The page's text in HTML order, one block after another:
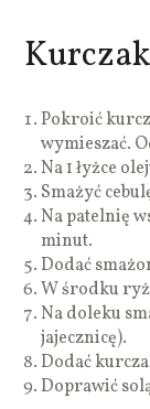
Pokroić
wymieszać.
Na 1 łyżce
Smażyć
Na patelnię
minut.
Dodać
W środku
Na doleku
jajecznicę).
Dodać
Doprawić